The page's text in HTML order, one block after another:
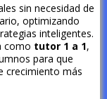
sin necesidad de
optimizando
inteligentes.
como tutor 1 a 1,
para que
crecimiento más